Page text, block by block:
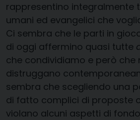
rappresentino integralmente
umani ed evangelici che
Ci sembra che le parti in
di oggi affermino quasi tutte
che condividiamo e però che
distruggano
sembra che scegliendo una
di fatto complici di proposte
violano alcuni aspetti di